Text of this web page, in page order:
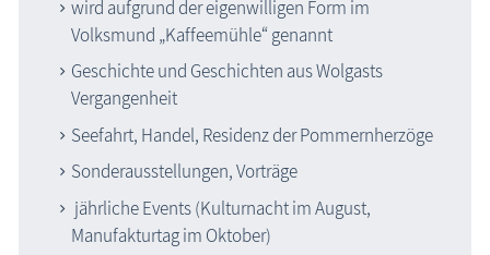
wird aufgrund der eigenwilligen Form im
Volksmund „Kaffeemühle“ genannt
Geschichte und Geschichten aus Wolgasts
Vergangenheit
Seefahrt, Handel, Residenz der Pommernherzöge
Sonderausstellungen, Vorträge
jährliche Events (Kulturnacht im August,
Manufakturtag im Oktober)